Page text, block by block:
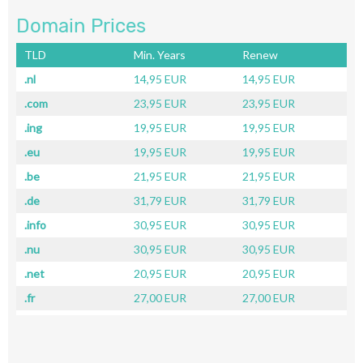
Domain Prices
TLD Min. Years
Renew
.nl
14,95 EUR
14,95 EUR
.com
23,95 EUR
23,95 EUR
.ing
19,95 EUR
19,95 EUR
.eu
19,95 EUR
19,95 EUR
.be
21,95 EUR
21,95 EUR
.de
31,79 EUR
31,79 EUR
.info
30,95 EUR
30,95 EUR
.nu
30,95 EUR
30,95 EUR
.net
20,95 EUR
20,95 EUR
.fr
27,00 EUR
27,00 EUR